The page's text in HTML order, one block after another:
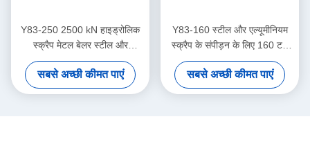
Y83-250 2500 kN हाइड्रोलिक
स्क्रैप मेटल बेलर स्टील और
एल्यूमीनियम स्क्रैप संपीड़न के लिए
सबसे अच्छी कीमत पाएं
Y83-160 स्टील और एल्यूमीनियम
स्क्रैप के संपीड़न के लिए 160 टन
हाइड्रोलिक मेटल बॉलर
सबसे अच्छी कीमत पाएं